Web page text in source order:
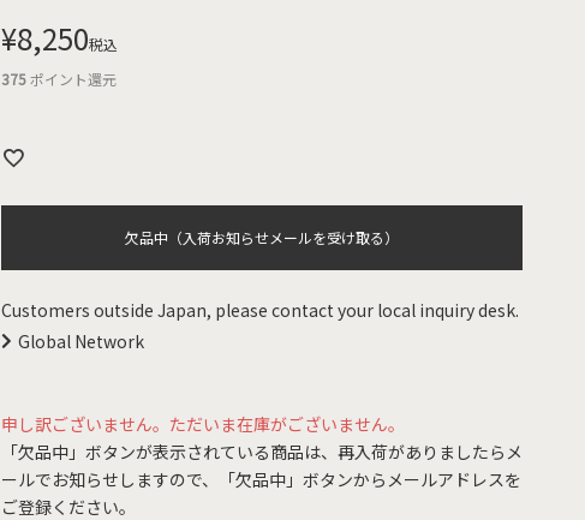
¥8,250税込
375ポイント還元
欠品中（入荷お知らせメールを受け取る）
Customers outside Japan, please contact your local inquiry desk.
Global Network
申し訳ございません。ただいま在庫がございません。
「欠品中」ボタンが表示されている商品は、再入荷がありましたらメ
ールでお知らせしますので、「欠品中」ボタンからメールアドレスを
ご登録ください。